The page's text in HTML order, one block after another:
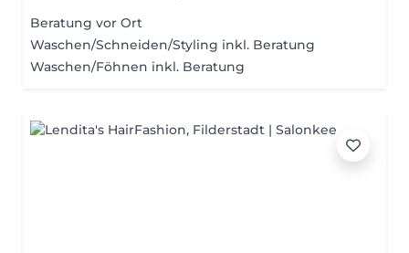
Beratung vor Ort
Waschen/Schneiden/Styling inkl. Beratung
Waschen/Föhnen inkl. Beratung